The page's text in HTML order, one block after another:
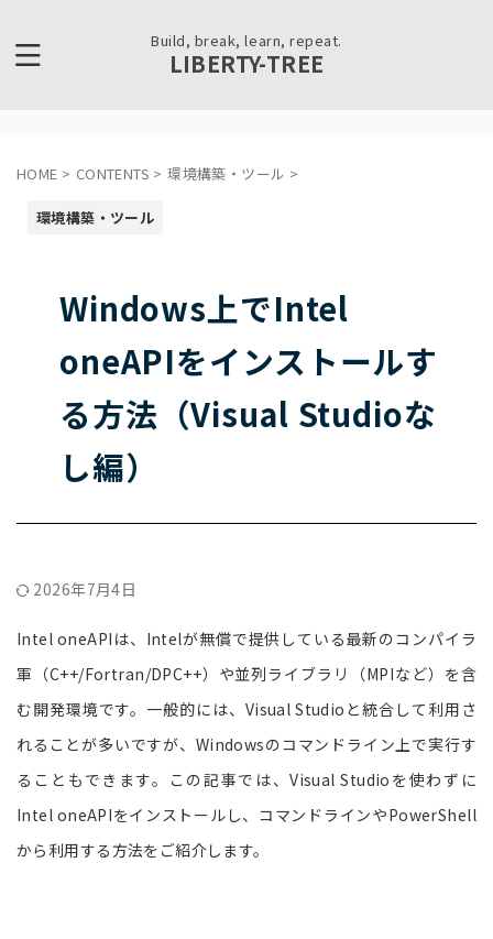
Build, break, learn, repeat.
LIBERTY-TREE
HOME > CONTENTS > 環境構築・ツール >
環境構築・ツール
Windows上でIntel
oneAPIをインストールす
る方法（Visual Studioな
し編）
2026年7月4日
Intel oneAPIは、Intelが無償で提供している最新のコンパイラ
軍（C++/Fortran/DPC++）や並列ライブラリ（MPIなど）を含
む開発環境です。一般的には、Visual Studioと統合して利用さ
れることが多いですが、Windowsのコマンドライン上で実行す
ることもできます。この記事では、Visual Studioを使わずに
Intel oneAPIをインストールし、コマンドラインやPowerShell
から利用する方法をご紹介します。